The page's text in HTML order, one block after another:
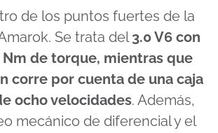
de los puntos fuertes de la
Se trata del3.0 V6 con
Nm de torque, mientras que
corre por cuenta de una caja
ocho velocidades. Además,
mecánico de diferencial y el